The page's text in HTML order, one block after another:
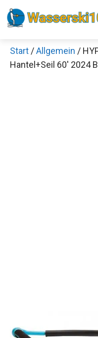
Zum
Inhalt
Start /Allgemein /
Hantel+Seil 60′ 2024